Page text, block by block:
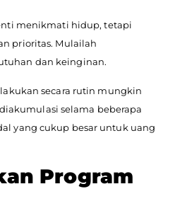
menikmati hidup, tetapi
prioritas. Mulailah
dan keinginan.
secara rutin mungkin
selama beberapa
yang cukup besar untuk uang
Program